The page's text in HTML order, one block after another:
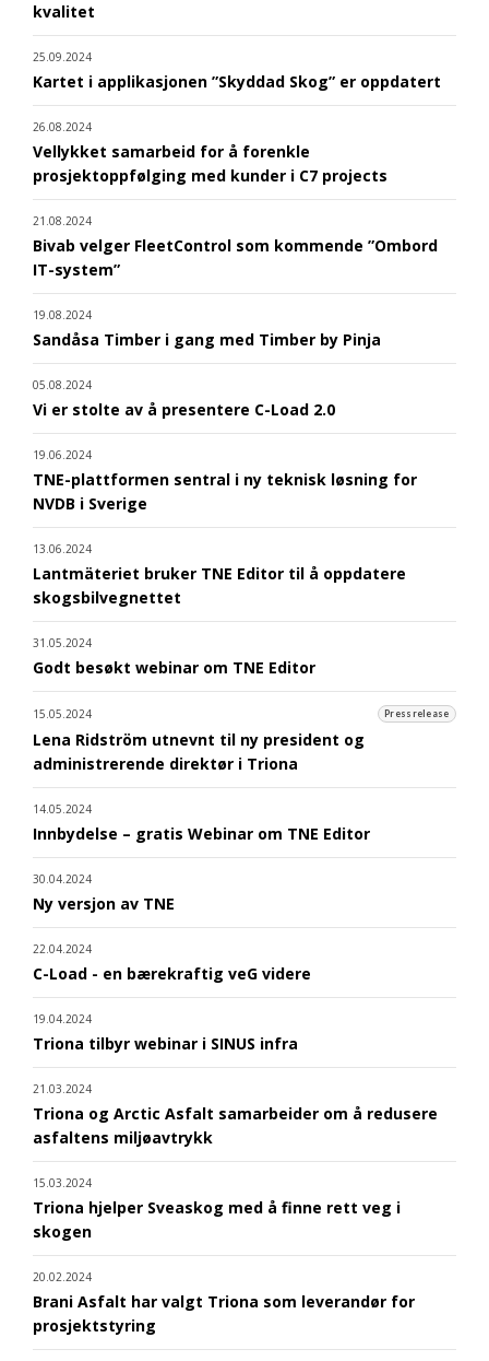
kvalitet
25.09.2024
Kartet i applikasjonen ”Skyddad Skog” er oppdatert
26.08.2024
Vellykket samarbeid for å forenkle
prosjektoppfølging med kunder i C7 projects
21.08.2024
Bivab velger FleetControl som kommende ”Ombord
IT-system”
19.08.2024
Sandåsa Timber i gang med Timber by Pinja
05.08.2024
Vi er stolte av å presentere C-Load 2.0
19.06.2024
TNE-plattformen sentral i ny teknisk løsning for
NVDB i Sverige
13.06.2024
Lantmäteriet bruker TNE Editor til å oppdatere
skogsbilvegnettet
31.05.2024
Godt besøkt webinar om TNE Editor
15.05.2024 Pressrelease
Lena Ridström utnevnt til ny president og
administrerende direktør i Triona
14.05.2024
Innbydelse – gratis Webinar om TNE Editor
30.04.2024
Ny versjon av TNE
22.04.2024
C-Load - en bærekraftig veG videre
19.04.2024
Triona tilbyr webinar i SINUS infra
21.03.2024
Triona og Arctic Asfalt samarbeider om å redusere
asfaltens miljøavtrykk
15.03.2024
Triona hjelper Sveaskog med å finne rett veg i
skogen
20.02.2024
Brani Asfalt har valgt Triona som leverandør for
prosjektstyring